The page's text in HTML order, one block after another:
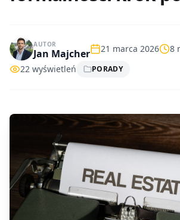
AUTOR
Jan Majcher 21 marca 2026 8
22 wyświetleń PORADY